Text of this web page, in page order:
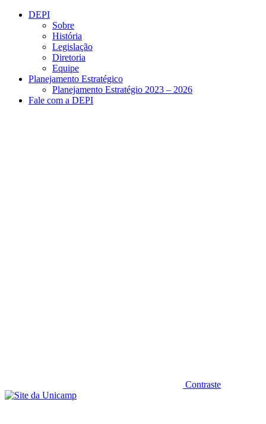
Conteúdo principal
DEPI
Sobre
História
Legislação
Diretoria
Equipe
Planejamento Estratégico
Planejamento Estratégio 2023 – 2026
Fale com a DEPI
Contraste